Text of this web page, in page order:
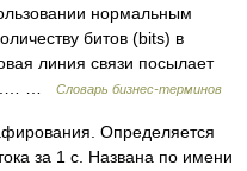
нормальным
битов (bits) в
линия связи посылает
…
Словарь бизнес-терминов
Определяется
за 1 с. Названа по имени